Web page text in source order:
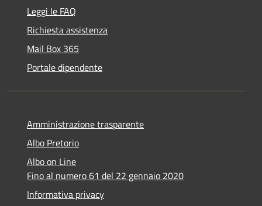
Leggi le FAQ
Richiesta assistenza
Mail Box 365
Portale dipendente
Amministrazione trasparente
Albo Pretorio
Albo on Line
Fino al numero 61 del 22 gennaio 2020
Informativa privacy